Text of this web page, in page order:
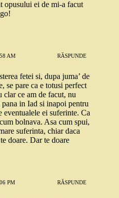
opusului ei de mi-a facut
AM RĂSPUNDE
fetei si, dupa juma’ de
se pare ca e totusi perfect
clar ce am de facut, nu
in Iad si inapoi pentru
eventualele ei suferinte. Ca
bolnava. Asa cum spui,
suferinta, chiar daca
doare. Dar te doare
PM RĂSPUNDE